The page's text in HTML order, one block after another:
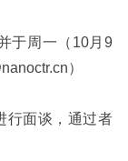
于周一（10月9
）
行面谈，通过者